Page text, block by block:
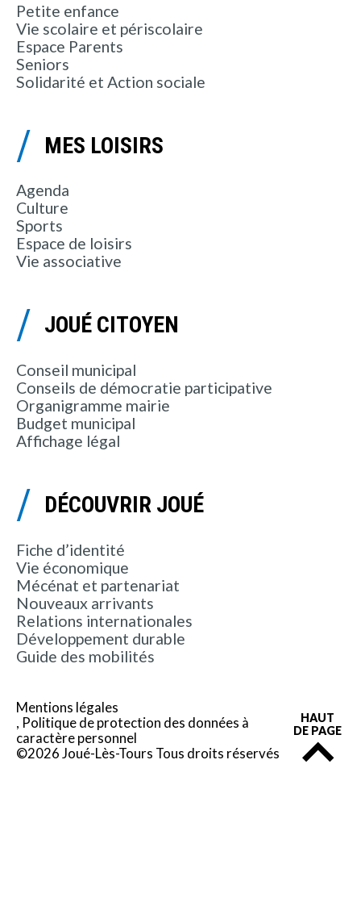
Petite enfance
Vie scolaire et périscolaire
Espace Parents
Seniors
Solidarité et Action sociale
MES LOISIRS
Agenda
Culture
Sports
Espace de loisirs
Vie associative
JOUÉ CITOYEN
Conseil municipal
Conseils de démocratie participative
Organigramme mairie
Budget municipal
Affichage légal
DÉCOUVRIR JOUÉ
Fiche d’identité
Vie économique
Mécénat et partenariat
Nouveaux arrivants
Relations internationales
Développement durable
Guide des mobilités
Mentions légales
Politique de protection des données à
caractère personnel
©2026 Joué-Lès-Tours Tous droits réservés
HAUT
DE PAGE